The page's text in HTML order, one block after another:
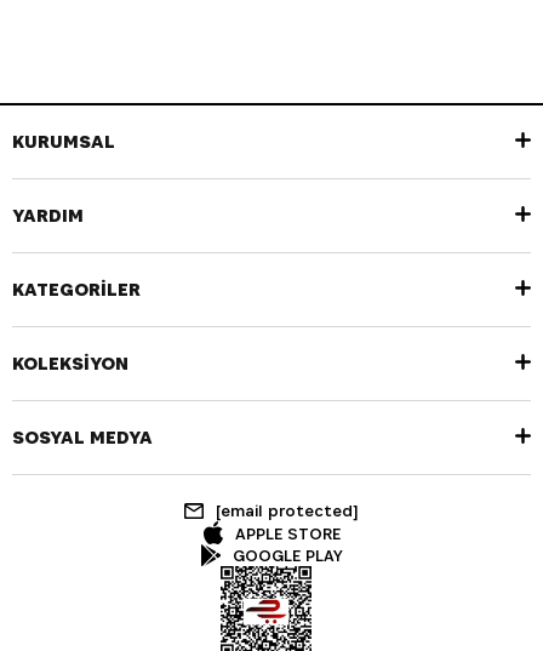
KURUMSAL
YARDIM
KATEGORİLER
KOLEKSİYON
SOSYAL MEDYA
[email protected]
APPLE STORE
GOOGLE PLAY